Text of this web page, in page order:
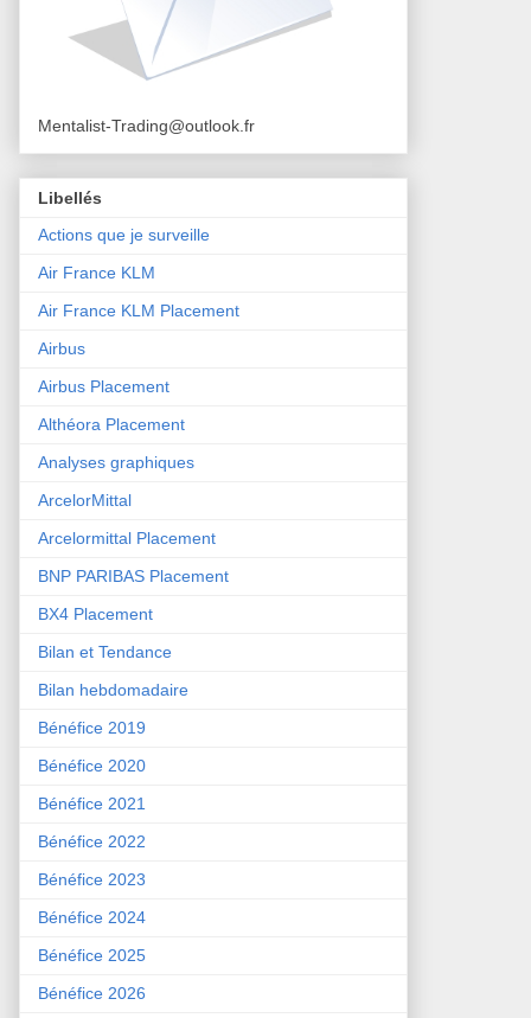
Mentalist-Trading@outlook.fr
Libellés
Actions que je surveille
Air France KLM
Air France KLM Placement
Airbus
Airbus Placement
Althéora Placement
Analyses graphiques
ArcelorMittal
Arcelormittal Placement
BNP PARIBAS Placement
BX4 Placement
Bilan et Tendance
Bilan hebdomadaire
Bénéfice 2019
Bénéfice 2020
Bénéfice 2021
Bénéfice 2022
Bénéfice 2023
Bénéfice 2024
Bénéfice 2025
Bénéfice 2026